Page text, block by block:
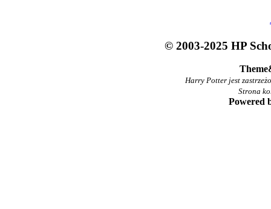
© 2003-2025 HP
Harry Potter jest
Strona
Powered